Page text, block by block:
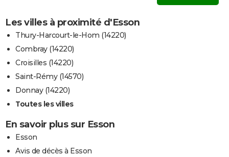
Les villes à proximité d'Esson
Thury-Harcourt-le-Hom (14220)
Combray (14220)
Croisilles (14220)
Saint-Rémy (14570)
Donnay (14220)
Toutes les villes
En savoir plus sur Esson
Esson
Avis de décès à Esson